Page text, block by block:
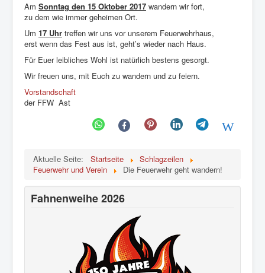
Am Sonntag den 15 Oktober 2017 wandern wir fort,
zu dem wie immer geheimen Ort.
Um 17 Uhr treffen wir uns vor unserem Feuerwehrhaus,
erst wenn das Fest aus ist, geht’s wieder nach Haus.
Für Euer leibliches Wohl ist natürlich bestens gesorgt.
Wir freuen uns, mit Euch zu wandern und zu feiern.
Vorstandschaft
der FFW Ast
Aktuelle Seite: Startseite
Schlagzeilen
Feuerwehr und Verein
Die Feuerwehr geht wandern!
Fahnenweihe 2026